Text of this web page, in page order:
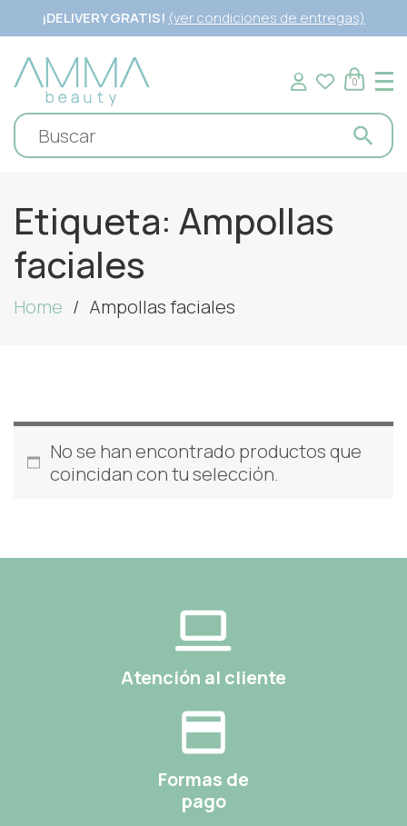
¡DELIVERY GRATIS! (ver condiciones de entregas)
0
Etiqueta: Ampollas
faciales
Home Ampollas faciales
No se han encontrado productos que
coincidan con tu selección.
Atención al cliente
Formas de
pago